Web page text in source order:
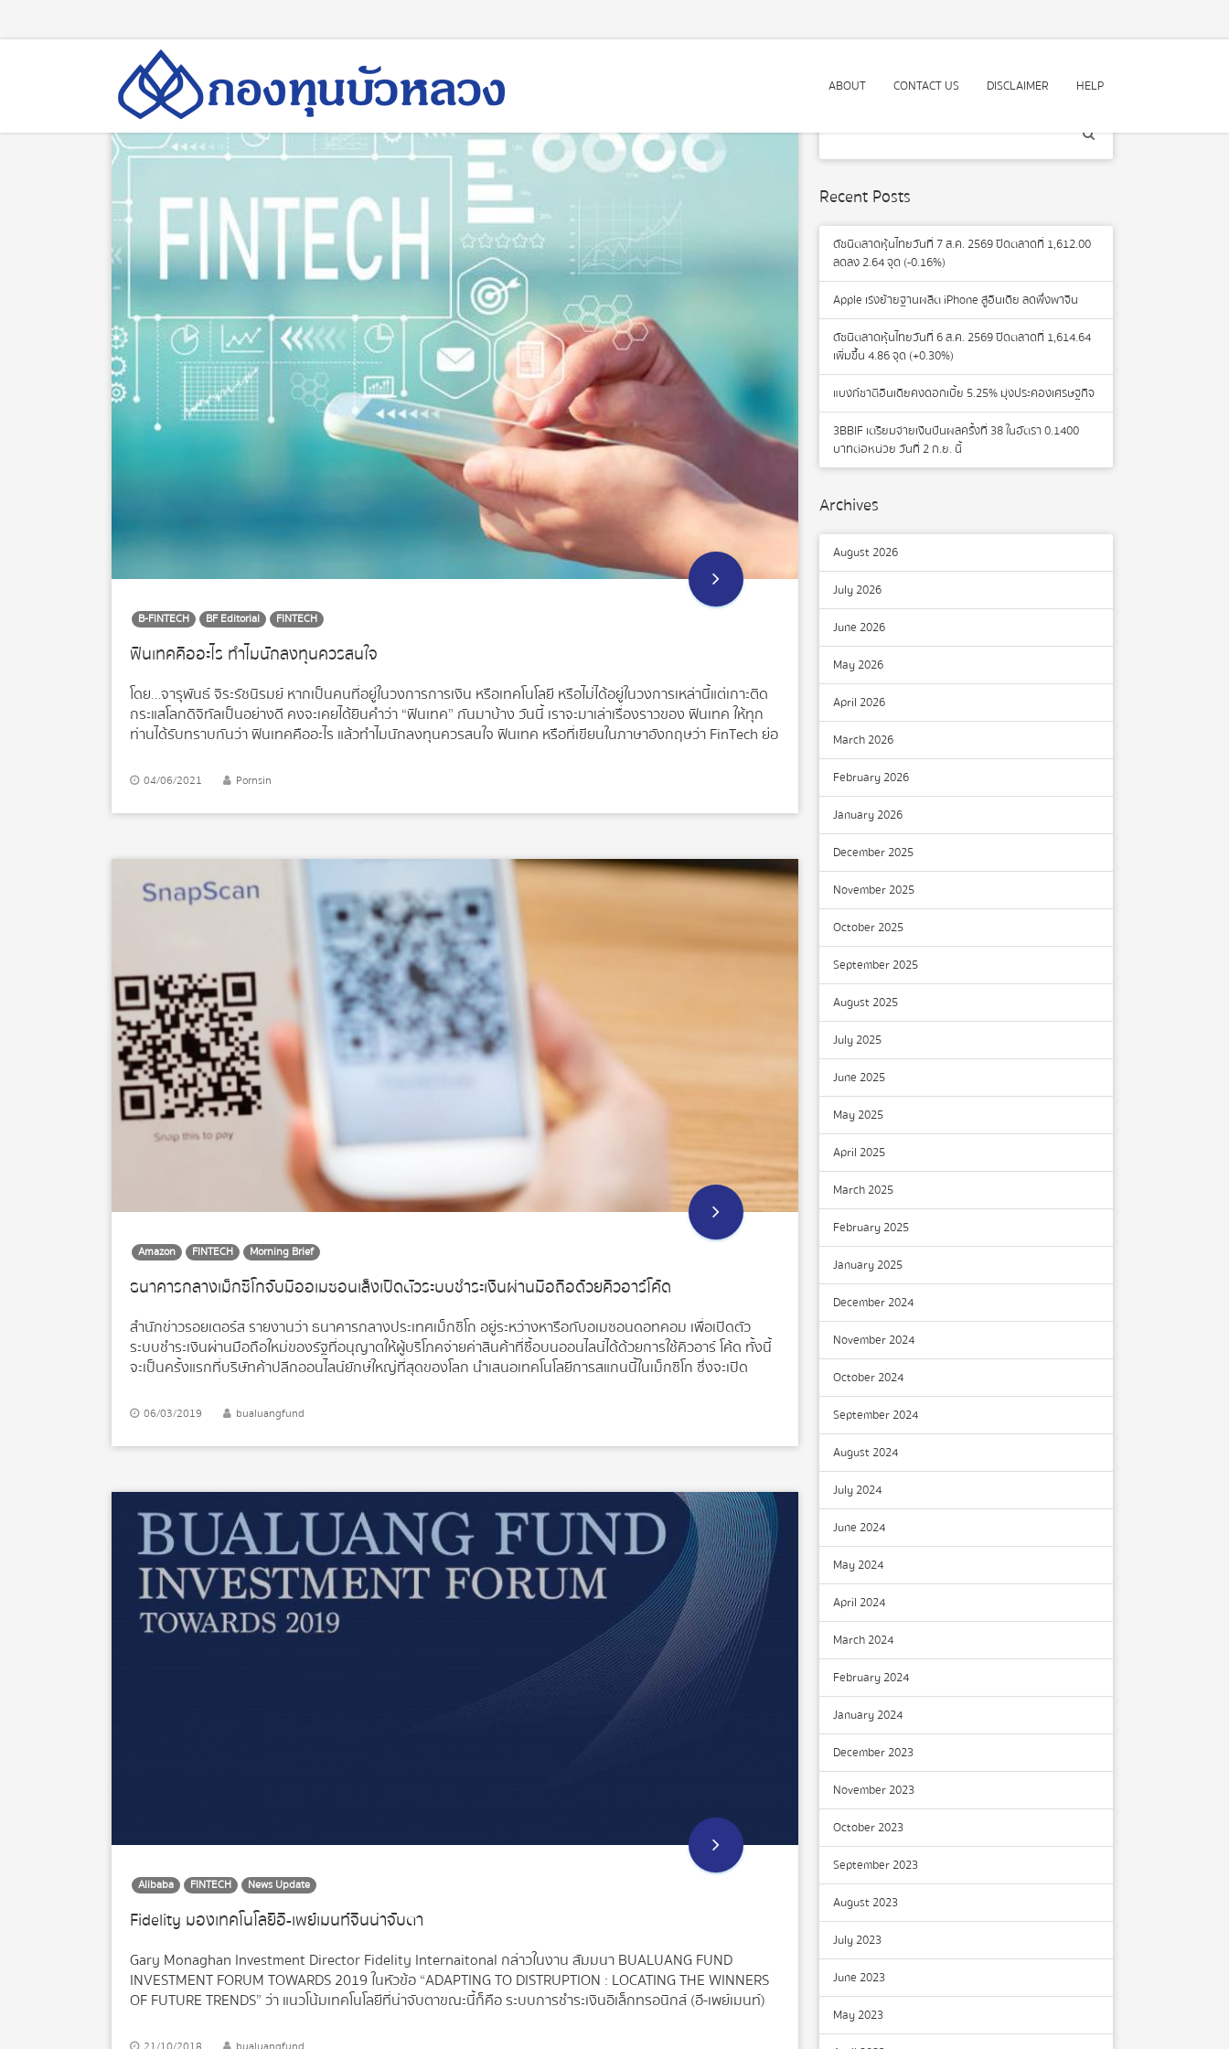
ABOUT CONTACT US DISCLAIMER HELP
B-FINTECH BF Editorial FINTECH
ฟินเทคคืออะไร ทำไมนักลงทุนควรสนใจ
โดย…จารุพันธ์ จิระรัชนิรมย์ หากเป็นคนที่อยู่ในวงการการเงิน หรือเทคโนโลยี หรือไม่ได้อยู่ในวงการเหล่านี้แต่เกาะติด
กระแสโลกดิจิทัลเป็นอย่างดี คงจะเคยได้ยินคำว่า “ฟินเทค” กันมาบ้าง วันนี้ เราจะมาเล่าเรื่องราวของ ฟินเทค ให้ทุก
ท่านได้รับทราบกันว่า ฟินเทคคืออะไร แล้วทำไมนักลงทุนควรสนใจ ฟินเทค หรือที่เขียนในภาษาอังกฤษว่า FinTech ย่อ
สำคัญคือต้องการนำเอาเทคโนโลยีมาช่วยปรับปรุงบริการทางการเงินสำหรับผู้บริโภคให้ดีขึ้น เพื่อให้ผู้บริโภคอย่าง
ภาคธุรกิจด้วยเช่นกัน ทั้งนี้ ในชีวิตประจำวันของเราทุกวันนี้ มีความเกี่ยวข้องเชื่อมโยงกับฟินเทคอย่างหลีกเลี่ยงไม่ได้
สามารถโอนหรือจ่ายเงินได้สะดวกรวดเร็วมากขึ้น เพียงแค่ใช้สมาร์ทโฟนสแกน QR Code เท่านั้น ซึ่งก็ถือเป็นฟินเทคอ
ย่างหนึ่ง ที่คนไทยเราใช้กันจนคุ้นเคยไปแล้ว หรือจะเป็น บริการกระเป๋าเงินอิเล็กทรอนิกส์ (E-Wallet) ที่มีให้เลือกหลาย
ยี่ห้อมากในปัจจุบัน มีทั้งที่เป็นโซเชียลมีเดียชื่อดังจัดทำขึ้น ค่ายโทรศัพท์ยักษ์ใหญ่จัดทำ […]
04/06/2021 Pornsin
Amazon FINTECH Morning Brief
ธนาคารกลางเม็กซิโกจับมืออเมซอนเล็งเปิดตัวระบบชำระเงินผ่านมือถือด้วยคิวอาร์โค้ด
สำนักข่าวรอยเตอร์ส รายงานว่า ธนาคารกลางประเทศเม็กซิโก อยู่ระหว่างหารือกับอเมซอนดอทคอม เพื่อเปิดตัว
ระบบชำระเงินผ่านมือถือใหม่ของรัฐที่อนุญาตให้ผู้บริโภคจ่ายค่าสินค้าที่ซื้อบนออนไลน์ได้ด้วยการใช้คิวอาร์ โค้ด ทั้งนี้
จะเป็นครั้งแรกที่บริษัทค้าปลีกออนไลน์ยักษ์ใหญ่ที่สุดของโลก นำเสนอเทคโนโลยีการสแกนนี้ในเม็กซิโก ซึ่งจะเปิด
การชำระเงินที่สร้างขึ้นโดยธนาคารกลางของเม็กซิโก มีชื่อว่า CoDi ซึ่งจะเปิดให้ผู้บริโภคชำระเงินออนไลน์และโอนเงิน
ให้บุคคลด้วยกันผ่านสมาร์ทโฟนโดยไม่มีค่าธรรมเนียม ด้วยการใช้คิวอาร์ โค้ด โดยมีเป้าหมายเพื่อทำให้คนจำนวนมาก
ขึ้นเข้าถึงบริการทางการเงินที่อยู่ในระบบ โดยคาดว่าบริการระบบชำระเงินนี้จะเปิดตัวในภายในเดือน มี.ค. นี้ Jaime
แข่ง MercadoLibre ได้เข้าร่วมธนาคารในการใช้ระบบนี้ โดยพวกเขาระบุว่าสามารถนำไปใช้ได้อย่างรวดเร็ว ทั้งยังบอก
อีกว่า CoDi ถูกออกแบบพิเศษดังนั้นจึงสามารถนำมาใช้ชำระเงินออนไลน์ได้ดีเช่นเดียวกับในร้านค้า สำหรับธนาคาร
บนมือถือเป็นที่นิยมมากในตลาดเกิดใหม่ เช่น จีน อินเดีย และเคนย่า มีแรงขับเคลื่อนสำคัญจากการใช้งานง่าย ด้าน
ยูโรมอนิเตอร์ อินเตอร์เนชั่นแนล บริษัทวิจัย ให้ข้อมูลว่า ปีที่ผ่านมาเม็กซิโกมียอดขายปลีกจากออนไลน์เพียง 3.9%
เท่านั้น โดยมี อเมซอน […]
06/03/2019 bualuangfund
Alibaba FINTECH News Update
Fidelity มองเทคโนโลยีอี-เพย์เมนท์จีนน่าจับตา
Gary Monaghan Investment Director Fidelity Internaitonal กล่าวในงาน สัมมนา BUALUANG FUND
INVESTMENT FORUM TOWARDS 2019 ในหัวข้อ “ADAPTING TO DISTRUPTION : LOCATING THE WINNERS
OF FUTURE TRENDS” ว่า แนวโน้มเทคโนโลยีที่น่าจับตาขณะนี้ก็คือ ระบบการชำระเงินอิเล็กทรอนิกส์ (อี-เพย์เมนท์)
การที่คนจีนใช้เงินสด ไปสู่การชำระเงินด้วยมือถือเลย ก้าวข้ามเทคโนโลยีชำระด้วยบัตรไป ทั้งนี้ หากไปจีนเวลานี้เมื่อเข้า
Recent Posts
ดัชนีตลาดหุ้นไทยวันที่ 7 ส.ค. 2569 ปิดตลาดที่ 1,612.00
ลดลง 2.64 จุด (-0.16%)
Apple เร่งย้ายฐานผลิต iPhone สู่อินเดีย ลดพึ่งพาจีน
ดัชนีตลาดหุ้นไทยวันที่ 6 ส.ค. 2569 ปิดตลาดที่ 1,614.64
เพิ่มขึ้น 4.86 จุด (+0.30%)
แบงก์ชาติอินเดียคงดอกเบี้ย 5.25% มุ่งประคองเศรษฐกิจ
3BBIF เตรียมจ่ายเงินปันผลครั้งที่ 38 ในอัตรา 0.1400
บาทต่อหน่วย วันที่ 2 ก.ย. นี้
Archives
August 2026
July 2026
June 2026
May 2026
April 2026
March 2026
February 2026
January 2026
December 2025
November 2025
October 2025
September 2025
August 2025
July 2025
June 2025
May 2025
April 2025
March 2025
February 2025
January 2025
December 2024
November 2024
October 2024
September 2024
August 2024
July 2024
June 2024
May 2024
April 2024
March 2024
February 2024
January 2024
December 2023
November 2023
October 2023
September 2023
August 2023
July 2023
June 2023
May 2023